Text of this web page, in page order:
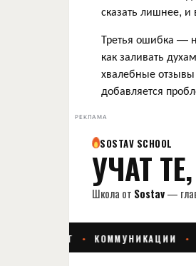
сказать лишнее,
Третья ошибка —
как заливать
хвалебные
добавляется
РЕКЛАМА